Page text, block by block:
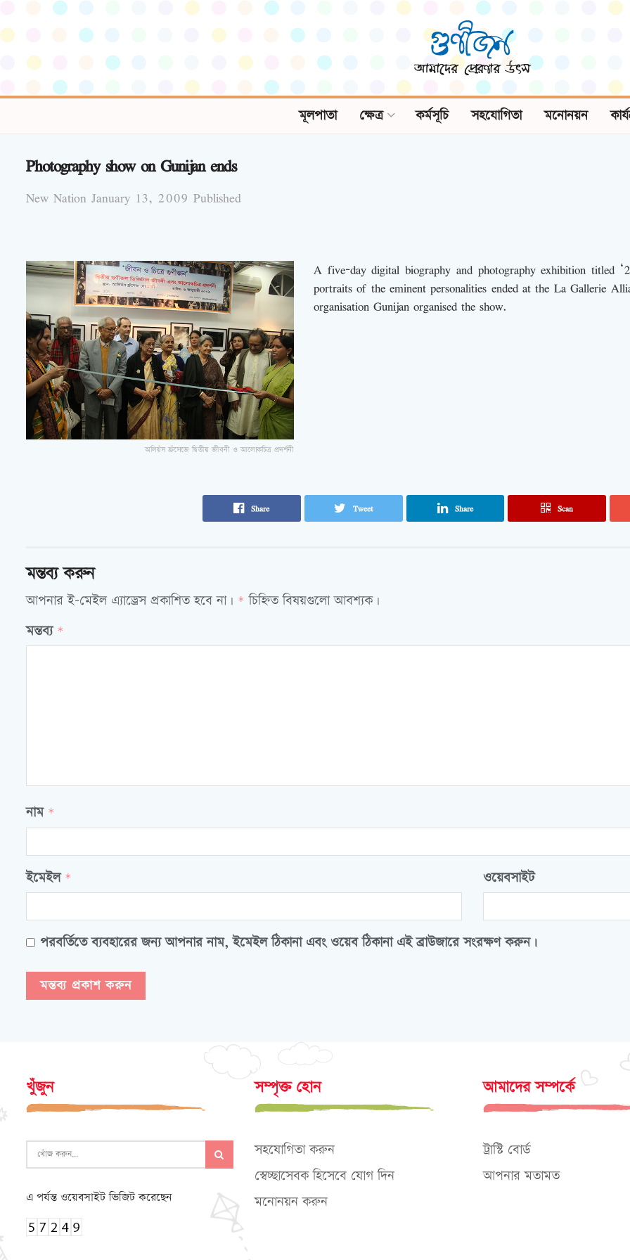
মূলপাতা ক্ষেত্র কর্মসূচি সহযোগিতা মনোনয়ন
Photography show on Gunijan ends
New Nation January 13, 2009 Published
অলিয়ঁস ফ্রঁসেজে দ্বিতীয় জীবনী ও আলোকচিত্র প্রদর্শনী
A five-day digital biography and photography exhibition titled
portraits of the eminent personalities ended at the La Gallerie
organisation Gunijan organised the show.
Share Tweet Share Scan
মন্তব্য করুন
আপনার ই-মেইল এ্যাড্রেস প্রকাশিত হবে না। * চিহ্নিত বিষয়গুলো আবশ্যক।
মন্তব্য *
নাম *
ইমেইল * ওয়েবসাইট
পরবর্তিতে ব্যবহারের জন্য আপনার নাম, ইমেইল ঠিকানা এবং ওয়েব ঠিকানা এই ব্রাউজারে সংরক্ষণ করুন।
খুঁজুন
এ পর্যন্ত ওয়েবসাইট ভিজিট করেছেন
সম্পৃক্ত হোন
সহযোগিতা করুন
স্বেচ্ছাসেবক হিসেবে যোগ দিন
মনোনয়ন করুন
আমাদের সম্পর্কে
ট্রাস্টি বোর্ড
আপনার মতামত